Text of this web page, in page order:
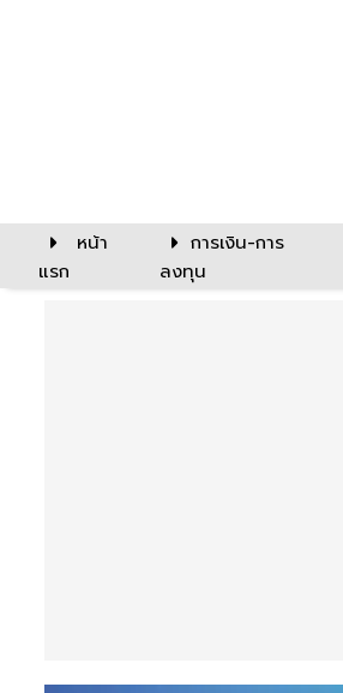
หน้า
แรก
การเงิน-การ
ลงทุน